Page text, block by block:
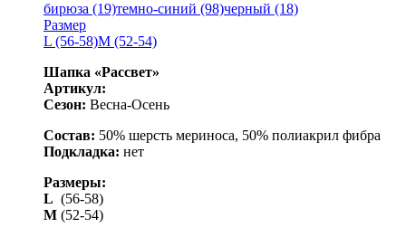
бирюза (19)темно-синий (98)черный (18)
Размер
L (56-58)M (52-54)
Шапка «Рассвет»
Артикул:
Сезон: Весна-Осень
Состав: 50% шерсть мериноса, 50% полиакрил фибра
Подкладка: нет
Размеры:
L (56-58)
M (52-54)